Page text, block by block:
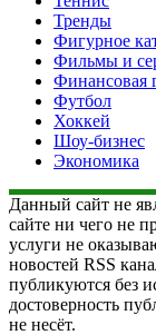
Тренды
Фигурное
Фильмы и
Финансовая
Футбол
Хоккей
Шоу-бизнес
Экономика
Данный сайт не
сайте ни чего не
услуги не
новостей RSS
публикуются без
достоверность
не несёт.